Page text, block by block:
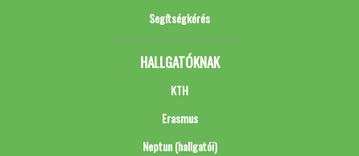
Segítségkérés
HALLGATÓKNAK
KTH
Erasmus
Neptun (hallgatói)